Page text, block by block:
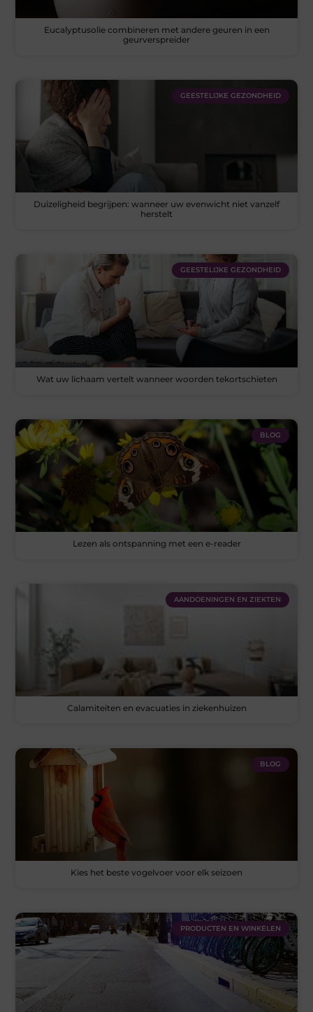
Eucalyptusolie combineren met andere geuren in een
geurverspreider
GEESTELIJKE GEZONDHEID
Duizeligheid begrijpen: wanneer uw evenwicht niet vanzelf
herstelt
GEESTELIJKE GEZONDHEID
Wat uw lichaam vertelt wanneer woorden tekortschieten
BLOG
Lezen als ontspanning met een e-reader
AANDOENINGEN EN ZIEKTEN
Calamiteiten en evacuaties in ziekenhuizen
BLOG
Kies het beste vogelvoer voor elk seizoen
PRODUCTEN EN WINKELEN